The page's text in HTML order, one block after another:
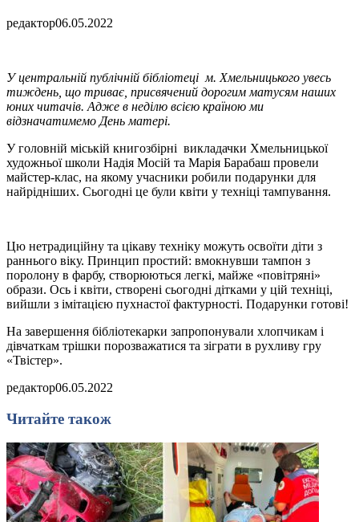
редактор06.05.2022
У центральній публічній бібліотеці м. Хмельницького увесь
тиждень, що триває, присвячений дорогим матусям наших
юних читачів. Адже в неділю всією країною ми
відзначатимемо День матері.
У головній міській книгозбірні викладачки Хмельницької
художньої школи Надія Мосій та Марія Барабаш провели
майстер-клас, на якому учасники робили подарунки для
найрідніших. Сьогодні це були квіти у техніці тампування.
Цю нетрадиційну та цікаву техніку можуть освоїти діти з
раннього віку. Принцип простий: вмокнувши тампон з
поролону в фарбу, створюються легкі, майже «повітряні»
образи. Ось і квіти, створені сьогодні дітками у цій техніці,
вийшли з імітацією пухнастої фактурності. Подарунки готові!
На завершення бібліотекарки запропонували хлопчикам і
дівчаткам трішки порозважатися та зіграти в рухливу гру
«Твістер».
редактор06.05.2022
Читайте також